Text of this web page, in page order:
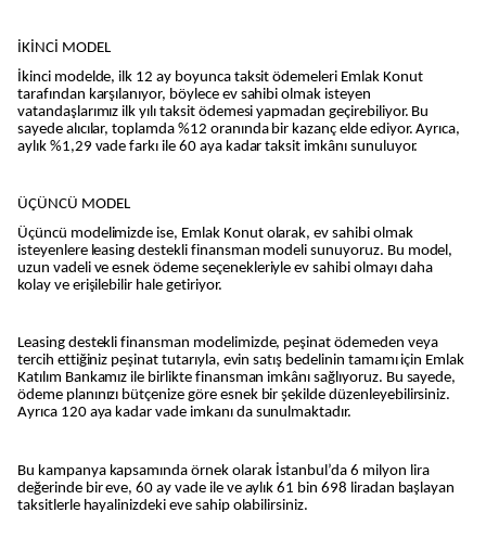
İKİNCİ MODEL
İkinci modelde, ilk 12 ay boyunca taksit ödemeleri Emlak Konut
tarafından karşılanıyor, böylece ev sahibi olmak isteyen
vatandaşlarımız ilk yılı taksit ödemesi yapmadan geçirebiliyor. Bu
sayede alıcılar, toplamda %12 oranında bir kazanç elde ediyor. Ayrıca,
aylık %1,29 vade farkı ile 60 aya kadar taksit imkânı sunuluyor.
ÜÇÜNCÜ MODEL
Üçüncü modelimizde ise, Emlak Konut olarak, ev sahibi olmak
isteyenlere leasing destekli finansman modeli sunuyoruz. Bu model,
uzun vadeli ve esnek ödeme seçenekleriyle ev sahibi olmayı daha
kolay ve erişilebilir hale getiriyor.
Leasing destekli finansman modelimizde, peşinat ödemeden veya
tercih ettiğiniz peşinat tutarıyla, evin satış bedelinin tamamı için Emlak
Katılım Bankamız ile birlikte finansman imkânı sağlıyoruz. Bu sayede,
ödeme planınızı bütçenize göre esnek bir şekilde düzenleyebilirsiniz.
Ayrıca 120 aya kadar vade imkanı da sunulmaktadır.
Bu kampanya kapsamında örnek olarak İstanbul’da 6 milyon lira
değerinde bir eve, 60 ay vade ile ve aylık 61 bin 698 liradan başlayan
taksitlerle hayalinizdeki eve sahip olabilirsiniz.